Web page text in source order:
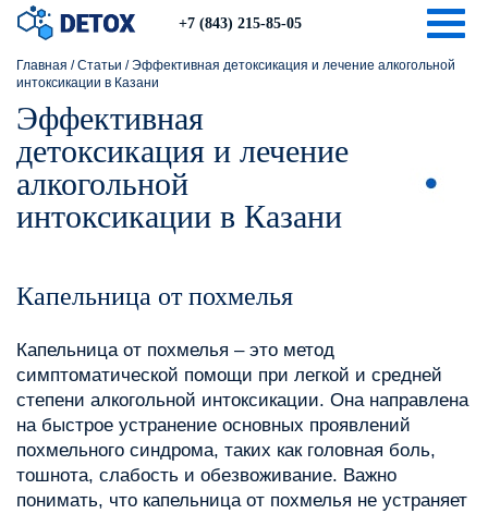
+7 (843) 215-85-05
Главная /Статьи /Эффективная детоксикация и лечение алкогольной
интоксикации в Казани
Эффективная
детоксикация и лечение
алкогольной
интоксикации в Казани
Капельница от похмелья
Капельница от похмелья – это метод
симптоматической помощи при легкой и средней
степени алкогольной интоксикации. Она направлена
на быстрое устранение основных проявлений
похмельного синдрома, таких как головная боль,
тошнота, слабость и обезвоживание. Важно
понимать, что капельница от похмелья не устраняет